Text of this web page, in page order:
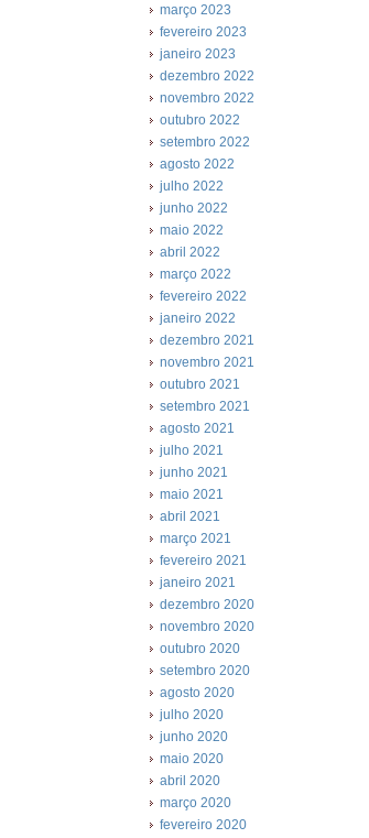
março 2023
fevereiro 2023
janeiro 2023
dezembro 2022
novembro 2022
outubro 2022
setembro 2022
agosto 2022
julho 2022
junho 2022
maio 2022
abril 2022
março 2022
fevereiro 2022
janeiro 2022
dezembro 2021
novembro 2021
outubro 2021
setembro 2021
agosto 2021
julho 2021
junho 2021
maio 2021
abril 2021
março 2021
fevereiro 2021
janeiro 2021
dezembro 2020
novembro 2020
outubro 2020
setembro 2020
agosto 2020
julho 2020
junho 2020
maio 2020
abril 2020
março 2020
fevereiro 2020